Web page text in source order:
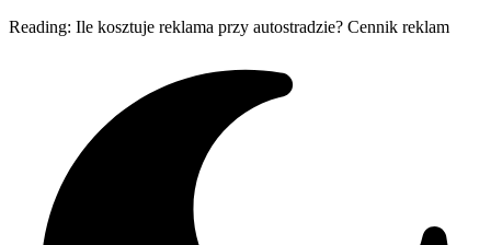
Reading: Ile kosztuje reklama przy autostradzie? Cennik reklam